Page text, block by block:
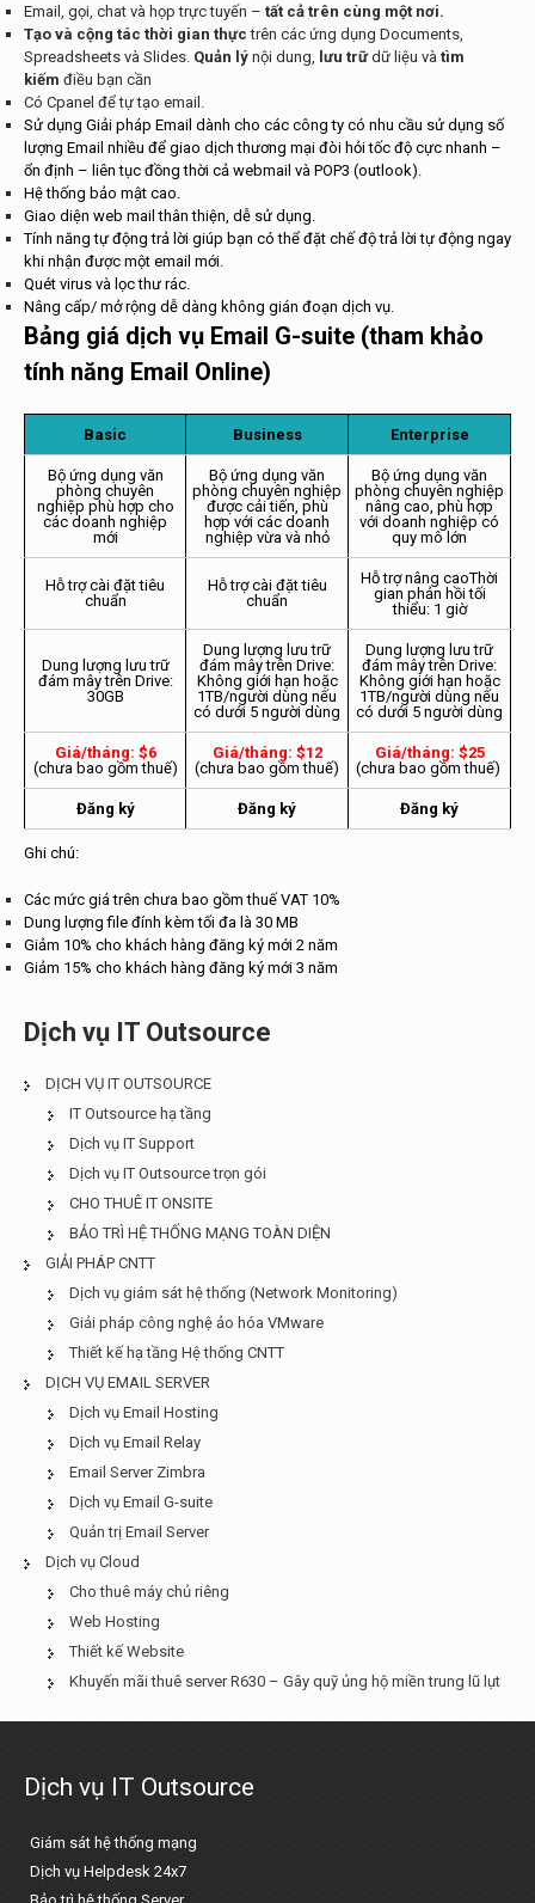
Email, gọi, chat và họp trực tuyến – tất cả trên cùng một nơi.
Tạo và cộng tác thời gian thực trên các ứng dụng Documents,
Spreadsheets và Slides. Quản lý nội dung, lưu trữdữ liệu và tìm
kiếm điều bạn cần
Có Cpanel để tự tạo email.
Sử dụng Giải pháp Email dành cho các công ty có nhu cầu sử dụng số
lượng Email nhiều để giao dịch thương mại đòi hỏi tốc độ cực nhanh –
ổn định – liên tục đồng thời cả webmail và POP3 (outlook).
Hệ thống bảo mật cao.
Giao diện web mail thân thiện, dễ sử dụng.
Tính năng tự động trả lời giúp bạn có thể đặt chế độ trả lời tự động ngay
khi nhận được một email mới.
Quét virus và lọc thư rác.
Nâng cấp/ mở rộng dễ dàng không gián đoạn dịch vụ.
Bảng giá dịch vụ Email G-suite (tham khảo
tính năng Email Online)
Basic Business Enterprise
Bộ ứng dụng văn
phòng chuyên
nghiệp phù hợp cho
các doanh nghiệp
mới
Bộ ứng dụng văn
phòng chuyên nghiệp
được cải tiến, phù
hợp với các doanh
nghiệp vừa và nhỏ
Bộ ứng dụng văn
phòng chuyên nghiệp
nâng cao, phù hợp
với doanh nghiệp có
quy mô lớn
Hỗ trợ cài đặt tiêu
chuẩn
Hỗ trợ cài đặt tiêu
chuẩn
Hỗ trợ nâng caoThời
gian phản hồi tối
thiểu: 1 giờ
Dung lượng lưu trữ
đám mây trên Drive:
30GB
Dung lượng lưu trữ
đám mây trên Drive:
Không giới hạn hoặc
1TB/người dùng nếu
có dưới 5 người dùng
Dung lượng lưu trữ
đám mây trên Drive:
Không giới hạn hoặc
1TB/người dùng nếu
có dưới 5 người dùng
Giá/tháng: $6
(chưa bao gồm thuế)
Giá/tháng: $12
(chưa bao gồm thuế)
Giá/tháng: $25
(chưa bao gồm thuế)
Đăng ký Đăng ký Đăng ký
Ghi chú:
Các mức giá trên chưa bao gồm thuế VAT 10%
Dung lượng file đính kèm tối đa là 30 MB
Giảm 10% cho khách hàng đăng ký mới 2 năm
Giảm 15% cho khách hàng đăng ký mới 3 năm
Dịch vụ IT Outsource
DỊCH VỤ IT OUTSOURCE
IT Outsource hạ tầng
Dịch vụ IT Support
Dịch vụ IT Outsource trọn gói
CHO THUÊ IT ONSITE
BẢO TRÌ HỆ THỐNG MẠNG TOÀN DIỆN
GIẢI PHÁP CNTT
Dịch vụ giám sát hệ thống (Network Monitoring)
Giải pháp công nghệ ảo hóa VMware
Thiết kế hạ tầng Hệ thống CNTT
DỊCH VỤ EMAIL SERVER
Dịch vụ Email Hosting
Dịch vụ Email Relay
Email Server Zimbra
Dịch vụ Email G-suite
Quản trị Email Server
Dịch vụ Cloud
Cho thuê máy chủ riêng
Web Hosting
Thiết kế Website
Khuyến mãi thuê server R630 – Gây quỹ ủng hộ miền trung lũ lụt
Dịch vụ IT Outsource
Giám sát hệ thống mạng
Dịch vụ Helpdesk 24x7